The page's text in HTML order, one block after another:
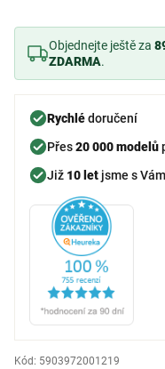
Objednejte ještě za
ZDARMA.
Rychlédoručení
Přes20 000 modelů
Již 10 let jsme s
Kód: 5903972001219